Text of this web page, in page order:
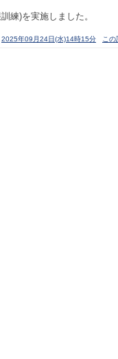
練)を実施しました。
2025年09月24日(水)14時15分 こ